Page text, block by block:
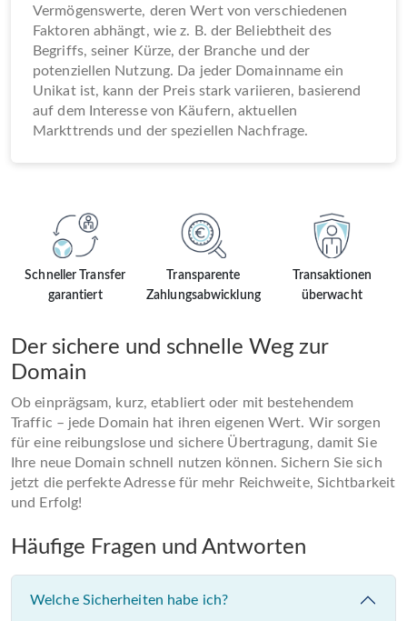
Schneller Transfer
garantiert
Transparente
Zahlungsabwicklung
Transaktionen
überwacht
Der sichere und schnelle Weg zur
Domain
Ob einprägsam, kurz, etabliert oder mit bestehendem
Traffic – jede Domain hat ihren eigenen Wert. Wir sorgen
für eine reibungslose und sichere Übertragung, damit Sie
Ihre neue Domain schnell nutzen können. Sichern Sie sich
jetzt die perfekte Adresse für mehr Reichweite, Sichtbarkeit
und Erfolg!
Vermögenswerte, deren Wert von verschiedenen
Faktoren abhängt, wie z. B. der Beliebtheit des
Begriffs, seiner Kürze, der Branche und der
potenziellen Nutzung. Da jeder Domainname ein
Unikat ist, kann der Preis stark variieren, basierend
auf dem Interesse von Käufern, aktuellen
Markttrends und der speziellen Nachfrage.
Häufige Fragen und Antworten
Welche Sicherheiten habe ich?